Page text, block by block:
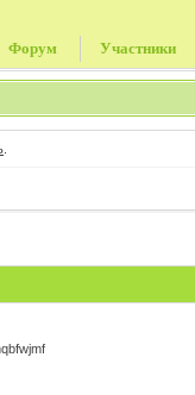
Форум Участники